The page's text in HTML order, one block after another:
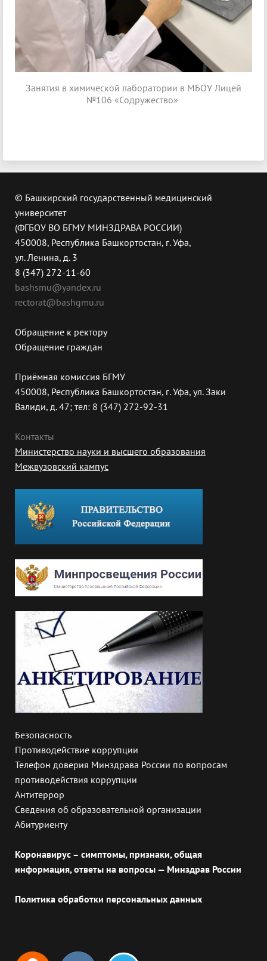
Занятия в химической лаборатории в МБОУ Лицей
№106 «Содружество»
© Башкирский государственный медицинский
университет
(ФГБОУ ВО БГМУ МИНЗДРАВА РОССИИ)
450008, Республика Башкортостан, г. Уфа,
ул. Ленина, д. 3
8 (347) 272-11-60
bashsmu@yandex.ru
rectorat@bashgmu.ru
Обращение к ректору
Обращение граждан
Приёмная комиссия БГМУ
450008, Республика Башкортостан, г. Уфа, ул. Заки
Валиди, д. 47; тел: 8 (347) 272-92-31
Контакты
Министерство науки и высшего образования
Межвузовский кампус
Безопасность
Противодействие коррупции
Телефон доверия Минздрава России по вопросам
противодействия коррупции
Антитеррор
Сведения об образовательной организации
Абитуриенту
Коронавирус – симптомы, признаки, общая
информация, ответы на вопросы — Минздрав России
Политика обработки персональных данных